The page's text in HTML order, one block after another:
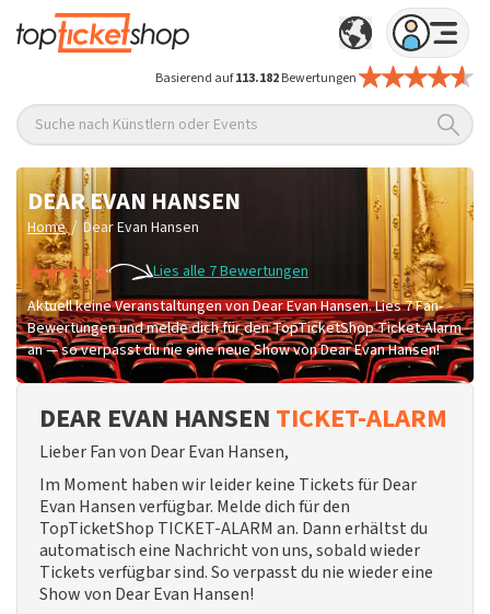
Basierend auf113.182Bewertungen
Suche nach Künstlern oder Events
DEAR EVAN HANSEN
Home / Dear Evan Hansen
Lies alle 7 Bewertungen
Aktuell keine Veranstaltungen von Dear Evan Hansen. Lies 7 Fan-
Bewertungen und melde dich für den TopTicketShop Ticket-Alarm
an — so verpasst du nie eine neue Show von Dear Evan Hansen!
DEAR EVAN HANSEN TICKET-ALARM
Lieber Fan von Dear Evan Hansen,
Im Moment haben wir leider keine Tickets für Dear
Evan Hansen verfügbar. Melde dich für den
TopTicketShop TICKET-ALARM an. Dann erhältst du
automatisch eine Nachricht von uns, sobald wieder
Tickets verfügbar sind. So verpasst du nie wieder eine
Show von Dear Evan Hansen!